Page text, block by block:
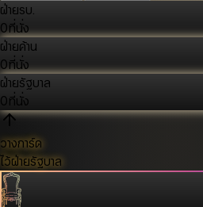
ฝ่ายรบ.
0ที่นั่ง
ฝ่ายค้าน
0ที่นั่ง
ฝ่ายรัฐบาล
0ที่นั่ง
วางการ์ด
ไว้ฝ่ายรัฐบาล